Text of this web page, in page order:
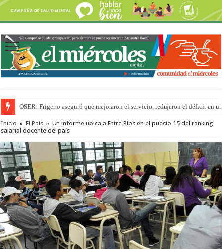
OSER: Frigerio aseguró que mejoraron el servicio, redujeron el déficit en
Por primera vez hicieron una cirugía de reconstrucción torácica en el
Inicio » El País » Un informe ubica a Entre Ríos en el puesto 15 del ranking
salarial docente del país